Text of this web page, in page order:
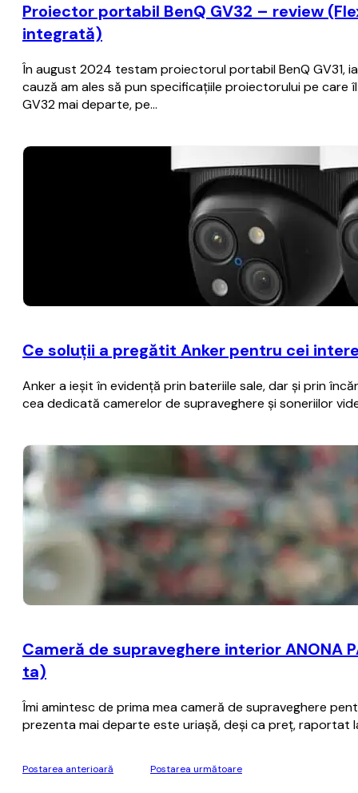
Proiector portabil BenQ GV32 – review
integrată)
În august 2024 testam proiectorul portabil BenQ GV31,
cauză am ales să pun specificațiile proiectorului pe care
GV32 mai departe, pe…
Ce soluții a pregătit Anker pentru cei
Anker a ieșit în evidență prin bateriile sale, dar și prin
cea dedicată camerelor de supraveghere și soneriilor
Cameră de supraveghere interior ANONA
ta)
Îmi amintesc de prima mea cameră de supraveghere
prezenta mai departe este uriașă, deși ca preț, raportat
Postarea anterioară Postarea următoare